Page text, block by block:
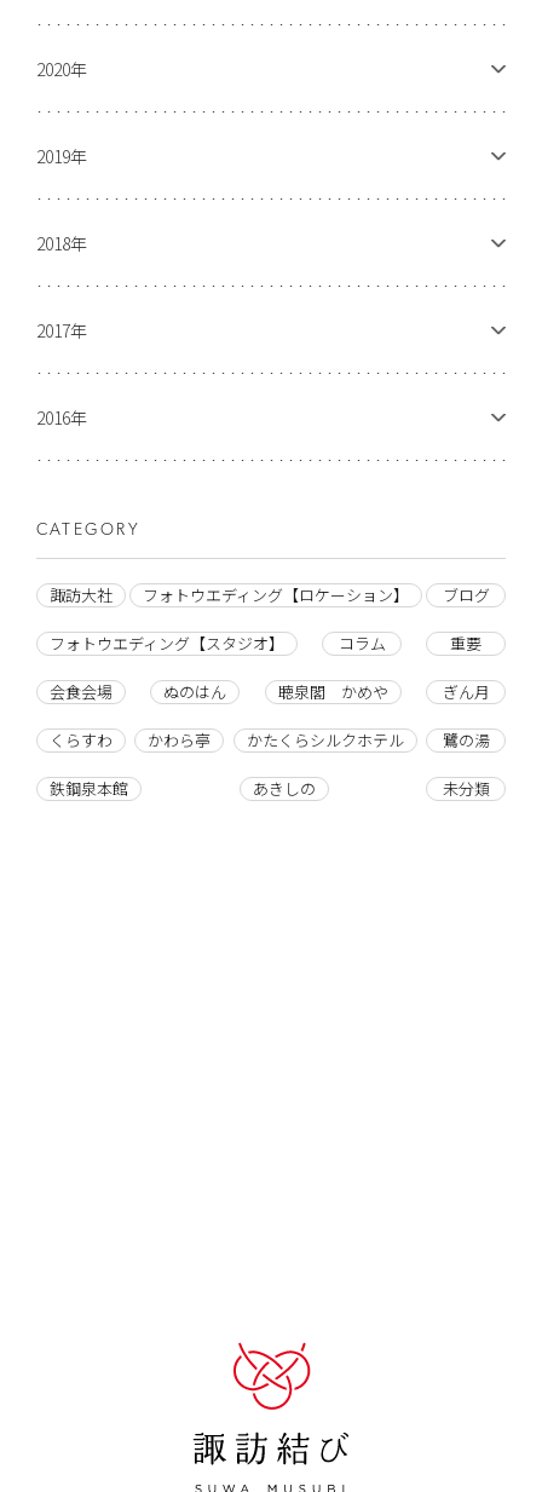
2020年
2019年
2018年
2017年
2016年
CATEGORY
諏訪大社 フォトウエディング【ロケーション】 ブログ
フォトウエディング【スタジオ】 コラム 重要
会食会場 ぬのはん 聴泉閣 かめや ぎん月
くらすわ かわら亭 かたくらシルクホテル 鷺の湯
鉄鋼泉本館 あきしの 未分類